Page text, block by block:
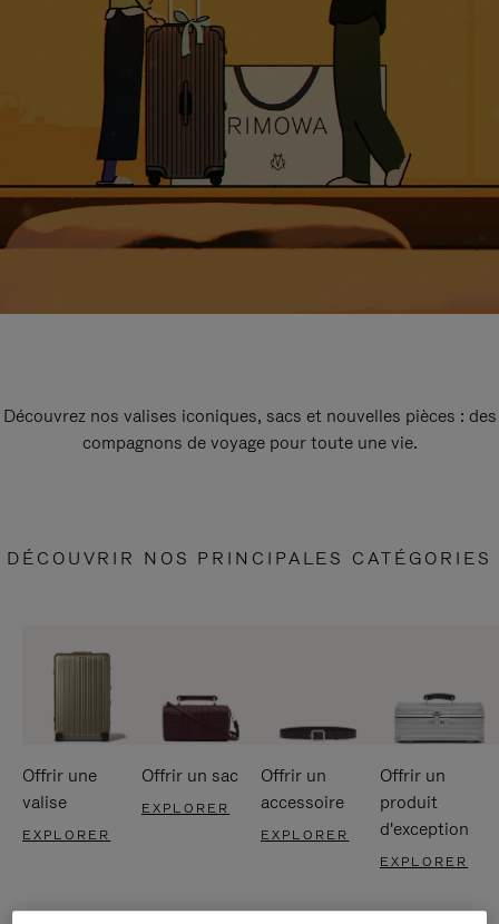
Découvrez nos valises iconiques, sacs et nouvelles pièces : des
compagnons de voyage pour toute une vie.
DÉCOUVRIR NOS PRINCIPALES CATÉGORIES
Offrir une
valise
EXPLORER
Offrir un sac
EXPLORER
Offrir un
accessoire
EXPLORER
Offrir un
produit
d'exception
EXPLORER